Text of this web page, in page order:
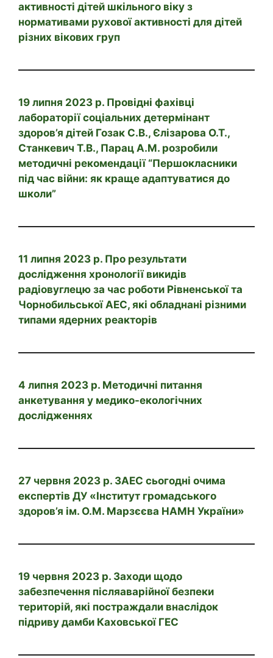
активності дітей шкільного віку з
нормативами рухової активності для дітей
різних вікових груп
19 липня 2023 р. Провідні фахівці
лабораторії соціальних детермінант
здоров’я дітей Гозак С.В., Єлізарова О.Т.,
Станкевич Т.В., Парац А.М. розробили
методичні рекомендації “Першокласники
під час війни: як краще адаптуватися до
школи”
11 липня 2023 р. Про результати
дослідження хронології викидів
радіовуглецю за час роботи Рівненської та
Чорнобильської АЕС, які обладнані різними
типами ядерних реакторів
4 липня 2023 р. Методичні питання
анкетування у медико-екологічних
дослідженнях
27 червня 2023 р. ЗАЕС сьогодні очима
експертів ДУ «Інститут громадського
здоров’я ім. О.М. Марзєєва НАМН України»
19 червня 2023 р. Заходи щодо
забезпечення післяаварійної безпеки
територій, які постраждали внаслідок
підриву дамби Каховської ГЕС